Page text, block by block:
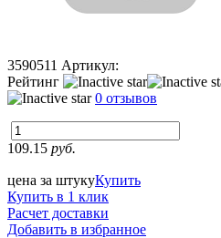
3590511 Артикул:
Рейтинг
0 отзывов
109.15 руб.
цена за штукуКупить
Купить в 1 клик
Расчет доставки
Добавить в избранное